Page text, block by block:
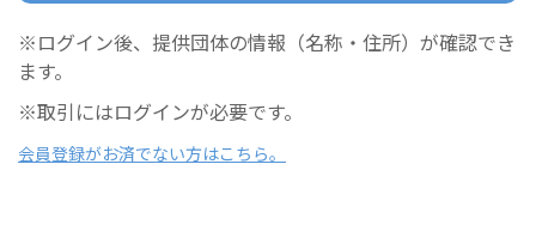
※ログイン後、提供団体の情報（名称・住所）が確認でき
ます。
※取引にはログインが必要です。
会員登録がお済でない方はこちら。